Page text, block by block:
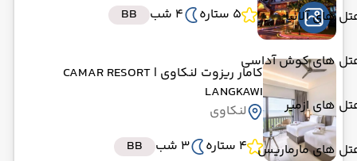
های آلانیا
های کوش آداسی
های ازمیر
های مارماریس
5 ستاره
4 شب BB
کامار ریزوت لنکاوی | CAMAR RESORT
LANGKAWI
لنکاوی
4 ستاره
3 شب BB